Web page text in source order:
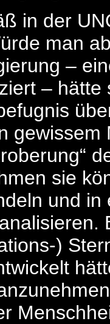
in der
man
–
–
sie
und in
)